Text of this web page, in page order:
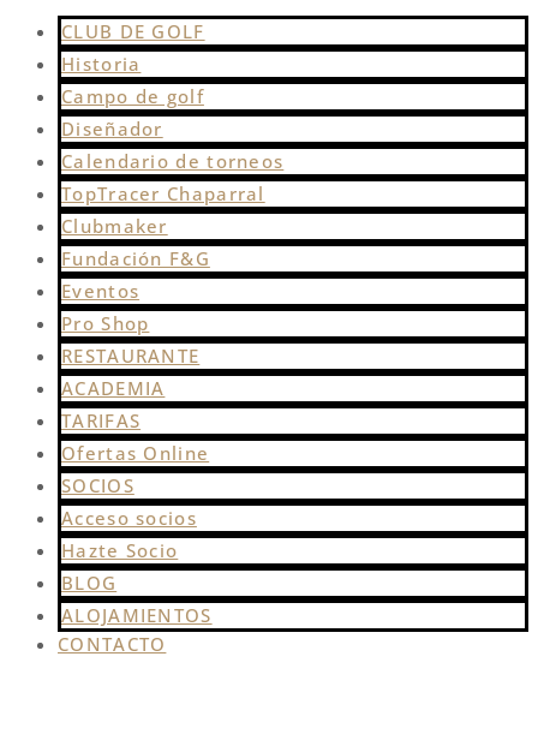
CLUB DE GOLF
Historia
Campo de golf
Diseñador
Calendario de torneos
TopTracer Chaparral
Clubmaker
Fundación F&G
Eventos
Pro Shop
RESTAURANTE
ACADEMIA
TARIFAS
Ofertas Online
SOCIOS
Acceso socios
Hazte Socio
BLOG
ALOJAMIENTOS
CONTACTO